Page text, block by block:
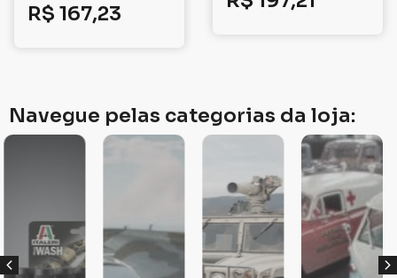
R$ 167,23
Navegue pelas categorias da loja: